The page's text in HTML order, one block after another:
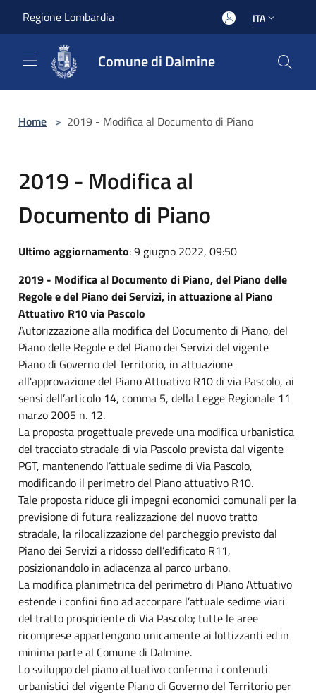
Regione Lombardia ITA
Comune di Dalmine
Home > 2019 - Modifica al Documento di Piano
2019 - Modifica al
Documento di Piano
Ultimo aggiornamento: 9 giugno 2022, 09:50
2019 - Modifica al Documento di Piano, del Piano delle
Regole e del Piano dei Servizi, in attuazione al Piano
Attuativo R10 via Pascolo
Autorizzazione alla modifica del Documento di Piano, del
Piano delle Regole e del Piano dei Servizi del vigente
Piano di Governo del Territorio, in attuazione
all'approvazione del Piano Attuativo R10 di via Pascolo, ai
sensi dell’articolo 14, comma 5, della Legge Regionale 11
marzo 2005 n. 12.
La proposta progettuale prevede una modifica urbanistica
del tracciato stradale di via Pascolo prevista dal vigente
PGT, mantenendo l’attuale sedime di Via Pascolo,
modificando il perimetro del Piano attuativo R10.
Tale proposta riduce gli impegni economici comunali per la
previsione di futura realizzazione del nuovo tratto
stradale, la rilocalizzazione del parcheggio previsto dal
Piano dei Servizi a ridosso dell’edificato R11,
posizionandolo in adiacenza al parco urbano.
La modifica planimetrica del perimetro di Piano Attuativo
estende i confini fino ad accorpare l’attuale sedime viari
del tratto prospiciente di Via Pascolo; tutte le aree
ricomprese appartengono unicamente ai lottizzanti ed in
minima parte al Comune di Dalmine.
Lo sviluppo del piano attuativo conferma i contenuti
urbanistici del vigente Piano di Governo del Territorio per